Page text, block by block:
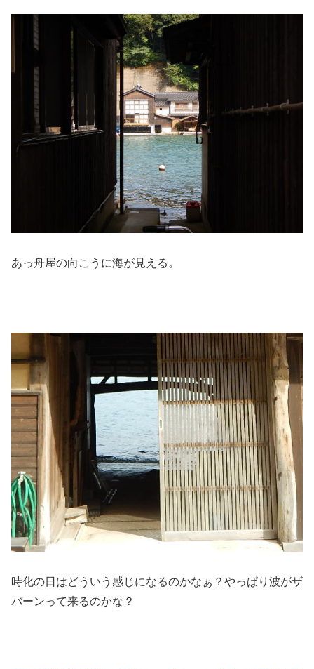
あっ舟屋の向こうに海が見える。
時化の日はどういう感じになるのかなぁ？やっぱり波がザ
バーンって来るのかな？